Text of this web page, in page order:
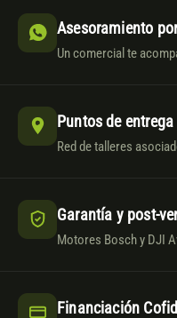
Asesoramiento
Un comercial te
Puntos de entrega
Red de talleres
Garantía y post-
Motores Bosch y DJI
Financiación